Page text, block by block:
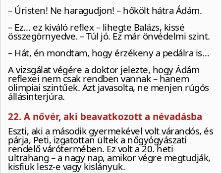
– Úristen! Ne haragudjon! – hőkölt hátra Ádám.
– Ez… ez kiváló reflex – lihegte Balázs, kissé
összegörnyedve. – Túl jó. Ez már önvédelmi szint.
– Hát, én mondtam, hogy érzékeny a pedálra is…
A vizsgálat végére a doktor jelezte, hogy Ádám
reflexei nem csak rendben vannak – hanem
olimpiai szintűek. Azt javasolta, ne menjen rúgós
állásinterjúra.
22. A nővér, aki beavatkozott a névadásba
Eszti, aki a második gyermekével volt várandós, és
párja, Peti, izgatottan ültek a nőgyógyászati
rendelő várótermében. Ez volt a 20. heti
ultrahang – a nagy nap, amikor végre megtudják,
kisfiuk lesz-e vagy kislányuk.